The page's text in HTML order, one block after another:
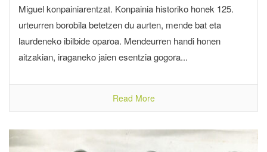
Miguel konpainiarentzat. Konpainia historiko honek 125.
urteurren borobila betetzen du aurten, mende bat eta
laurdeneko ibilbide oparoa. Mendeurren handi honen
aitzakian, iraganeko jaien esentzia gogora...
Read More